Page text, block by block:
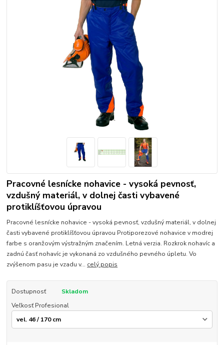
Pracovné lesnícke nohavice - vysoká pevnosť,
vzdušný materiál, v dolnej časti vybavené
protiklíšťovou úpravou
Pracovné lesnícke nohavice - vysoká pevnosť, vzdušný materiál, v dolnej
časti vybavené protiklíšťovou úpravou Protiporezové nohavice v modrej
farbe s oranžovým výstražným značením. Letná verzia. Rozkrok nohavíc a
zadnú časť nohavíc je vykonaná zo vzdušného pevného úpletu. Vo
zvýšenom pasu je vzadu v... celý popis
Dostupnosť
Skladom
Veľkosť Profesional